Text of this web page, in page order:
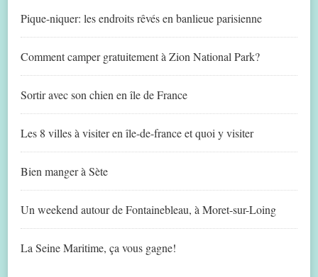
Pique-niquer: les endroits rêvés en banlieue parisienne
Comment camper gratuitement à Zion National Park?
Sortir avec son chien en île de France
Les 8 villes à visiter en île-de-france et quoi y visiter
Bien manger à Sète
Un weekend autour de Fontainebleau, à Moret-sur-Loing
La Seine Maritime, ça vous gagne!